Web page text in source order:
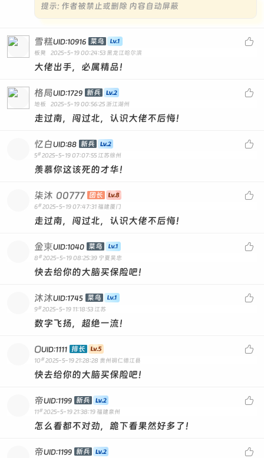
提示: 作者被禁止或删除 内容自动屏蔽

雪糕UID:10916 菜鸟
板凳 2025-5-19 00:24:53 黑龙江哈尔滨
大佬出手，必属精品！

格局UID:1729 新兵
地板 2025-5-19 00:56:25 浙江湖州
走过南，闯过北，认识大佬不后悔！

忆白UID:88 新兵
5# 2025-5-19 07:07:55 江苏徐州
羡慕你这该死的才华！

柒沐 00777 团长
6# 2025-5-19 07:47:31 福建厦门
走过南，闯过北，认识大佬不后悔！

金東UID:1040 菜鸟
8 # 2025-5-19 08:25:39 宁夏吴忠
快去给你的大脑买保险吧！

沐沐UID:1745 菜鸟
9# 2025-5-19 11:18:53 江苏
数字飞扬，超绝一流！

OUID:1111 排长
10 # 2025-5-19 21:28:28 贵州铜仁德江县
快去给你的大脑买保险吧！

帝UID:1199 新兵
11# 2025-5-19 21:38:19 福建泉州
怎么看都不对劲，跪下看果然好多了！

帝UID:1199 新兵